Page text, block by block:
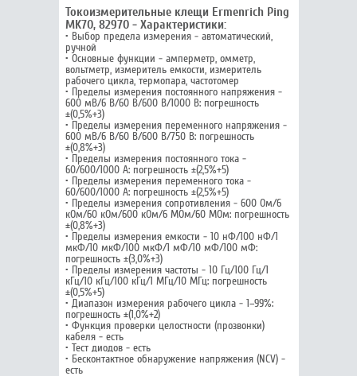
Токоизмерительные клещи Ermenrich Ping
MK70, 82970 - Характеристики:
• Выбор предела измерения - автоматический,
ручной
• Основные функции - амперметр, омметр,
вольтметр, измеритель емкости, измеритель
рабочего цикла, термопара, частотомер
• Пределы измерения постоянного напряжения -
600 мВ/6 В/60 В/600 В/1000 В: погрешность
±(0,5%+3)
• Пределы измерения переменного напряжения -
600 мВ/6 В/60 В/600 В/750 В: погрешность
±(0,8%+3)
• Пределы измерения постоянного тока -
60/600/1000 А: погрешность ±(2,5%+5)
• Пределы измерения переменного тока -
60/600/1000 А: погрешность ±(2,5%+5)
• Пределы измерения сопротивления - 600 Ом/6
кОм/60 кОм/600 кОм/6 МОм/60 МОм: погрешность
±(0,8%+3)
• Пределы измерения емкости - 10 нФ/100 нФ/1
мкФ/10 мкФ/100 мкФ/1 мФ/10 мФ/100 мФ:
погрешность ±(3,0%+3)
• Пределы измерения частоты - 10 Гц/100 Гц/1
кГц/10 кГц/100 кГц/1 МГц/10 МГц: погрешность
±(0,5%+5)
• Диапазон измерения рабочего цикла - 1–99%:
погрешность ±(1,0%+2)
• Функция проверки целостности (прозвонки)
кабеля - есть
• Тест диодов - есть
• Бесконтактное обнаружение напряжения (NCV) -
есть